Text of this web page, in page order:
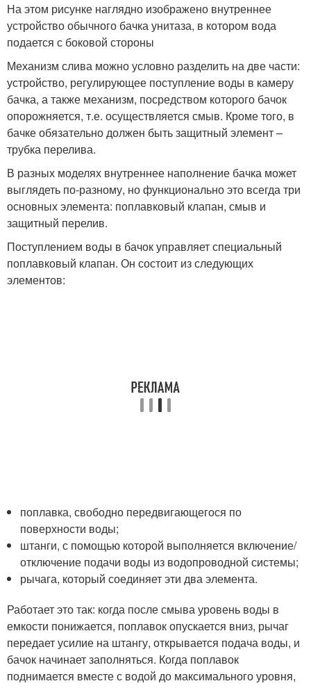
На этом рисунке наглядно изображено внутреннее
устройство обычного бачка унитаза, в котором вода
подается с боковой стороны
Механизм слива можно условно разделить на две части:
устройство, регулирующее поступление воды в камеру
бачка, а также механизм, посредством которого бачок
опорожняется, т.е. осуществляется смыв. Кроме того, в
бачке обязательно должен быть защитный элемент –
трубка перелива.
В разных моделях внутреннее наполнение бачка может
выглядеть по-разному, но функционально это всегда три
основных элемента: поплавковый клапан, смыв и
защитный перелив.
Поступлением воды в бачок управляет специальный
поплавковый клапан. Он состоит из следующих
элементов:
поплавка, свободно передвигающегося по
поверхности воды;
штанги, с помощью которой выполняется включение/
отключение подачи воды из водопроводной системы;
рычага, который соединяет эти два элемента.
Работает это так: когда после смыва уровень воды в
емкости понижается, поплавок опускается вниз, рычаг
передает усилие на штангу, открывается подача воды, и
бачок начинает заполняться. Когда поплавок
поднимается вместе с водой до максимального уровня,